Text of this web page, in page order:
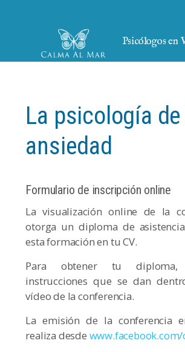
Psicólogos en
La psicología
ansiedad
Formulario de inscripción online
La visualización online de la
otorga un diploma de
esta formación en tu CV.
Para obtener tu
instrucciones que se dan
vídeo de la conferencia.
La emisión de la conferencia
realiza desde